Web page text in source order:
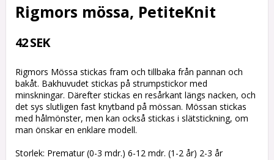
Rigmors mössa, PetiteKnit
42 SEK
Rigmors Mössa stickas fram och tillbaka från pannan och
bakåt. Bakhuvudet stickas på strumpstickor med
minskningar. Därefter stickas en resårkant längs nacken, och
det sys slutligen fast knytband på mössan. Mössan stickas
med hålmönster, men kan också stickas i slätstickning, om
man önskar en enklare modell.
Storlek: Prematur (0-3 mdr.) 6-12 mdr. (1-2 år) 2-3 år